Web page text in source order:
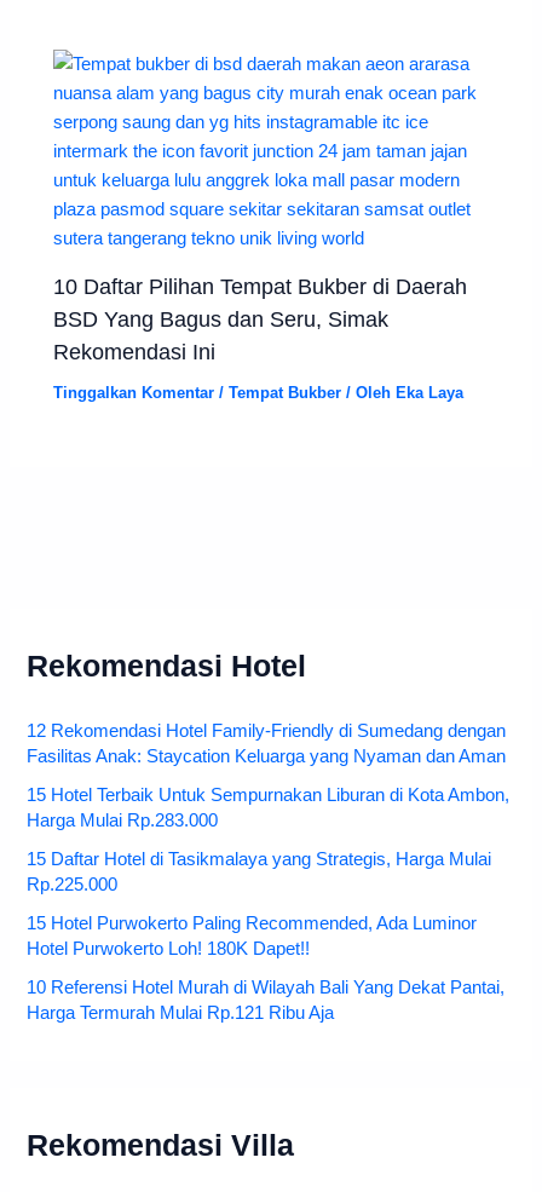
10 Daftar Pilihan Tempat Bukber di Daerah
BSD Yang Bagus dan Seru, Simak
Rekomendasi Ini
Tinggalkan Komentar /Tempat Bukber / Oleh Eka Laya
Rekomendasi Hotel
12 Rekomendasi Hotel Family-Friendly di Sumedang dengan
Fasilitas Anak: Staycation Keluarga yang Nyaman dan Aman
15 Hotel Terbaik Untuk Sempurnakan Liburan di Kota Ambon,
Harga Mulai Rp.283.000
15 Daftar Hotel di Tasikmalaya yang Strategis, Harga Mulai
Rp.225.000
15 Hotel Purwokerto Paling Recommended, Ada Luminor
Hotel Purwokerto Loh! 180K Dapet!!
10 Referensi Hotel Murah di Wilayah Bali Yang Dekat Pantai,
Harga Termurah Mulai Rp.121 Ribu Aja
Rekomendasi Villa